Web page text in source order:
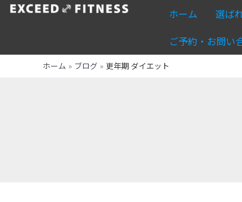
ス
ホーム 選ば
ご予約・お問い
ホーム ブログ 更年期 ダイエット